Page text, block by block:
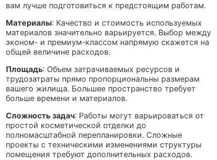
вам лучше подготовиться к предстоящим работам.
Материалы: Качество и стоимость используемых
материалов значительно варьируется. Выбор между
эконом- и премиум-классом напрямую скажется на
общей величине расходов.
Площадь: Объем затрачиваемых ресурсов и
трудозатраты прямо пропорциональны размерам
вашего жилища. Большее пространство требует
больше времени и материалов.
Сложность задач: Работы могут варьироваться от
простой косметической отделки до
полномасштабной перепланировки. Сложные
проекты с техническими изменениями структуры
помещения требуют дополнительных расходов.